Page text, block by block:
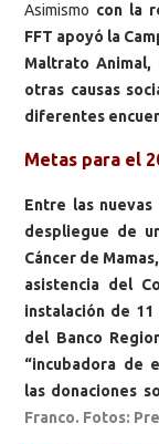
Asimismo con la
FFT apoyó la
Maltrato Animal,
otras causas
diferentes
Metas para el
Entre las
despliegue de
Cáncer de
asistencia del
instalación de
del Banco
“incubadora de
las donaciones
Franco. Fotos: